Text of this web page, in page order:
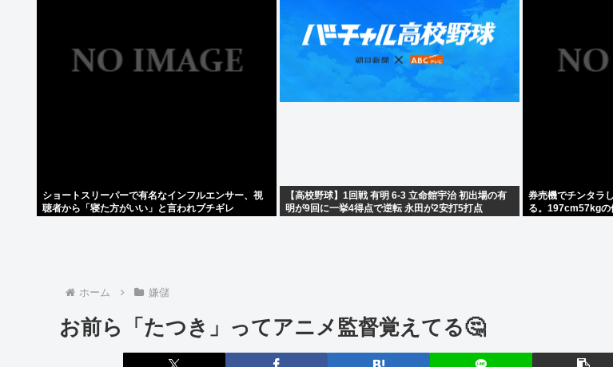
ショートスリーパーで有名なインフルエンサー、視
聴者から「寝た方がいい」と言われブチギレ
【高校野球】1回戦 有明 6-3 立命館宇治 初出場の有
明が9回に一挙4得点で逆転 永田が2安打5打点
券売機でチンタラ
る。197cm57kgの
ホーム 嫌儲
お前ら「たつき」ってアニメ監督覚えてる🤔